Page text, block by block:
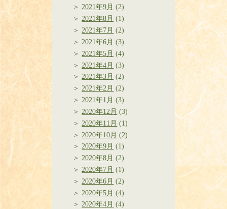
2021年9月 (2)
2021年8月 (1)
2021年7月 (2)
2021年6月 (3)
2021年5月 (4)
2021年4月 (3)
2021年3月 (2)
2021年2月 (2)
2021年1月 (3)
2020年12月 (3)
2020年11月 (1)
2020年10月 (2)
2020年9月 (1)
2020年8月 (2)
2020年7月 (1)
2020年6月 (2)
2020年5月 (4)
2020年4月 (4)